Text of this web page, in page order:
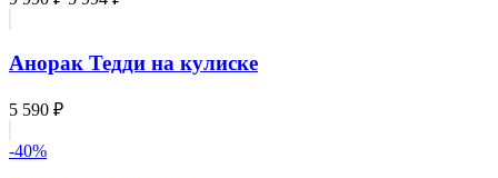
Анорак Тедди на кулиске
5 590 ₽
-40%